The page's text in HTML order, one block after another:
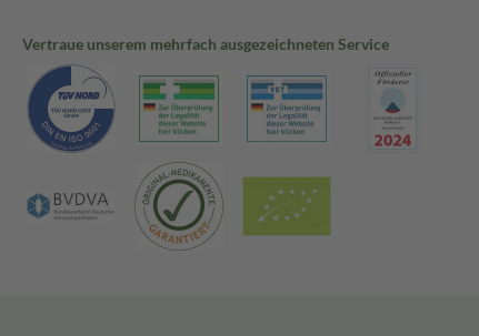
Vertraue unserem mehrfach ausgezeichneten Service